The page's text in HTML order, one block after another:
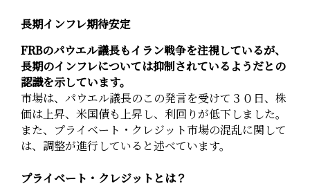
長期インフレ期待安定
FRBのパウエル議長もイラン戦争を注視しているが、
長期のインフレについては抑制されているようだとの
認識を示しています。
市場は、パウエル議長のこの発言を受けて３０日、株
価は上昇、米国債も上昇し、利回りが低下しました。
また、プライベート・クレジット市場の混乱に関して
は、調整が進行していると述べています。
プライベート・クレジットとは？